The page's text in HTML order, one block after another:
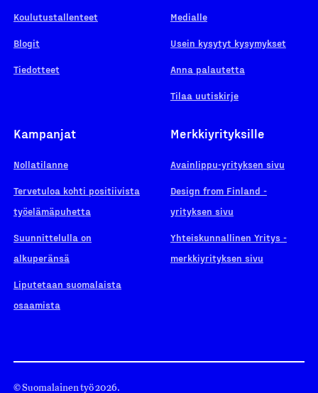
Koulutustallenteet
Blogit
Tiedotteet
Medialle
Usein kysytyt kysymykset
Anna palautetta
Tilaa uutiskirje
Kampanjat
Nollatilanne
Tervetuloa kohti positiivista
työelämäpuhetta
Suunnittelulla on
alkuperänsä
Liputetaan suomalaista
osaamista
Merkkiyrityksille
Avainlippu-yrityksen sivu
Design from Finland -
yrityksen sivu
Yhteiskunnallinen Yritys -
merkkiyrityksen sivu
© Suomalainen työ 2026.